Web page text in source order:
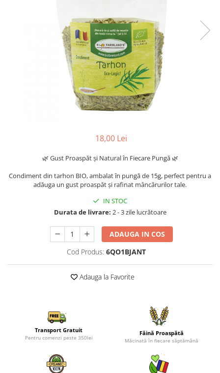
18,00 Lei
🌿 Gust Proaspăt și Natural în Fiecare Pungă 🌿
Condiment din tarhon BIO, ambalat în pungă de 15g, perfect pentru a
adăuga un gust proaspăt și rafinat mâncărurilor tale.
IN STOC
Durata de livrare: 2 - 3 zile lucrătoare
ADAUGA IN COS
Cod Produs: 6QO1BJANT
Adauga la Favorite
Transport Gratuit
Pentru comenzi peste 350lei
Făină Proaspătă
Măcinată în fiecare săptămână